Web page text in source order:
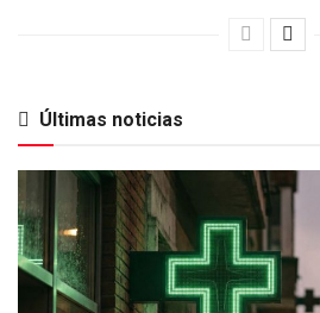
Últimas noticias